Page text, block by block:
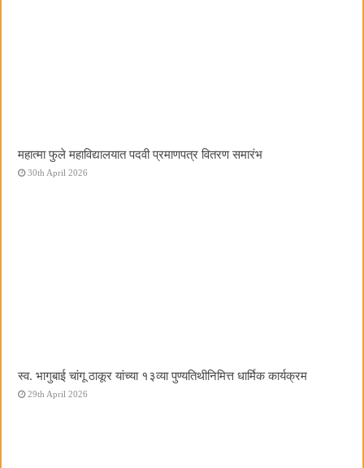
महात्मा फुले महाविद्यालयात पदवी प्रमाणपत्र वितरण समारंभ
30th April 2026
स्व. भागुबाई चांगू ठाकूर यांच्या १३व्या पुण्यतिथीनिमित्त धार्मिक कार्यक्रम
29th April 2026